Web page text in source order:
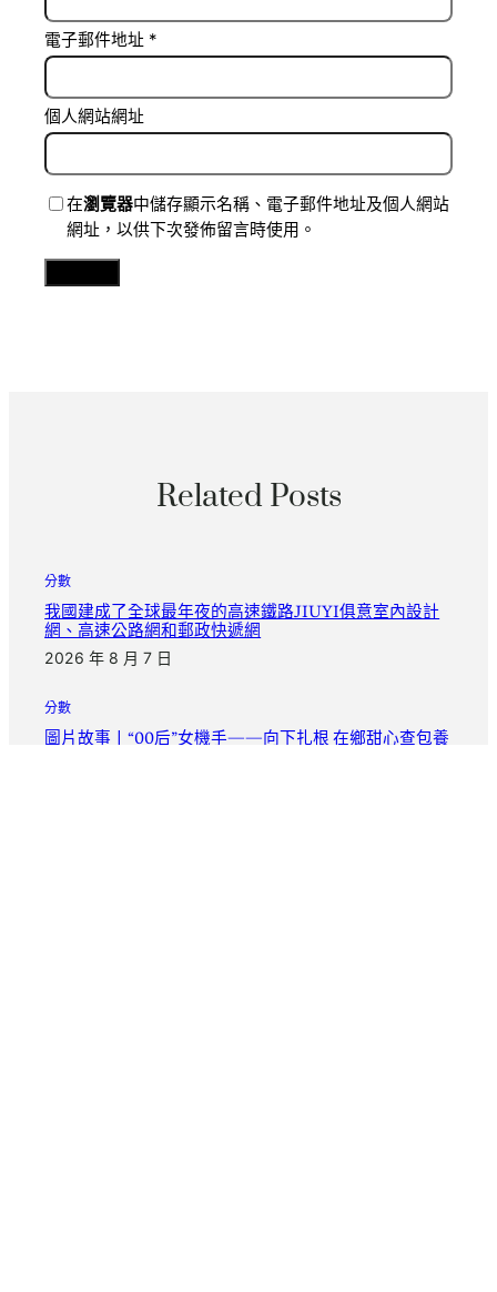
電子郵件地址 *
個人網站網址
在瀏覽器中儲存顯示名稱、電子郵件地址及個人網站
網址，以供下次發佈留言時使用。
Related Posts
分數
我國建成了全球最年夜的高速鐵路JIUYI俱意室內設計
網、高速公路網和郵政快遞網
2026 年 8 月 7 日
分數
圖片故事丨“00后”女機手——向下扎根 在鄉甜心查包養